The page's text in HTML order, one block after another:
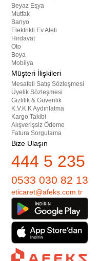
Beyaz Eşya
Mutfak
Banyo
Elektrikli Ev Aleti
Hırdavat
Oto
Boya
Mobilya
Müşteri İlişkileri
Mesafeli Satış Sözleşmesi
Üyelik Sözleşmesi
Gizlilik & Güvenlik
K.V.K.K Aydınlatma
Kargo Takibi
Alışverişsiz Ödeme
Fatura Sorgulama
Bize Ulaşın
444 5 235
0533 030 82 13
eticaret@afeks.com.tr